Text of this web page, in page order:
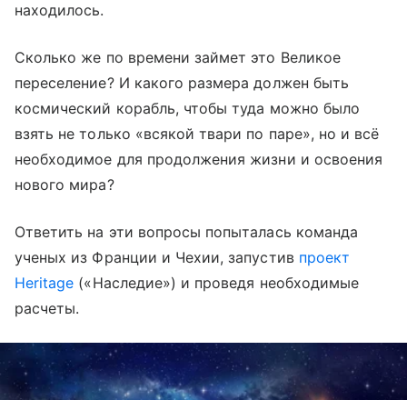
находилось.
Сколько же по времени займет это Великое
переселение? И какого размера должен быть
космический корабль, чтобы туда можно было
взять не только «всякой твари по паре», но и всё
необходимое для продолжения жизни и освоения
нового мира?
Ответить на эти вопросы попыталась команда
ученых из Франции и Чехии, запустив проект
Heritage («Наследие») и проведя необходимые
расчеты.